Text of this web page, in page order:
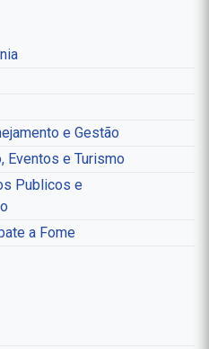
e Gestão
Eventos e Turismo
Publicos e
a Fome